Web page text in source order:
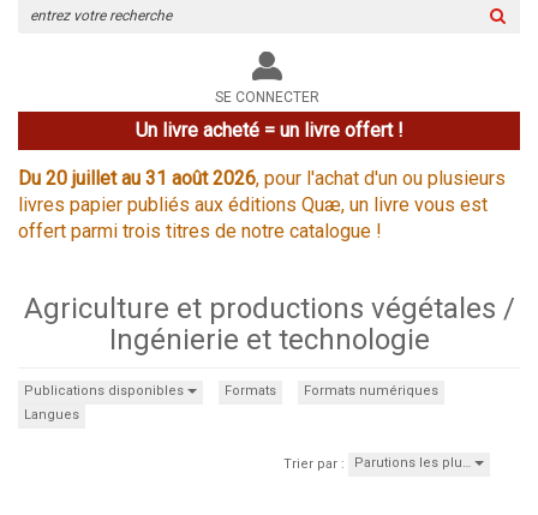
le
site
SE CONNECTER
Un livre acheté = un livre offert !
Du 20 juillet au 31 août 2026, pour l'achat d'un ou plusieurs
livres papier publiés aux éditions Quæ, un livre vous est
offert parmi trois titres de notre catalogue !
Agriculture et productions végétales /
Ingénierie et technologie
Publications disponibles Formats
Formats numériques
Langues
Trier par : Parutions les plu…